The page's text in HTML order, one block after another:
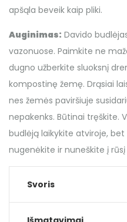
apšąla beveik kaip pliki.
Auginimas: Davido
vazonuose. Paimkite ne
dugno užberkite sluoksnį
kompostinę žemę. Drąsiai
nes žemės paviršiuje
nepakenks. Būtinai tręškite.
budlėją laikykite atviroje,
nugenėkite ir nuneškite į
Svoris